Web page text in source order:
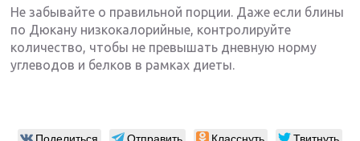
Не забывайте о правильной порции. Даже если блины
по Дюкану низкокалорийные, контролируйте
количество, чтобы не превышать дневную норму
углеводов и белков в рамках диеты.